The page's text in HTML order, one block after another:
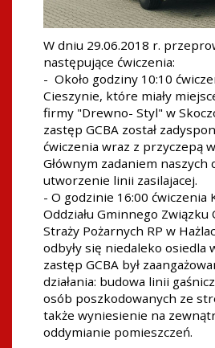
W dniu 29.06.2018 r.
następujące ćwiczenia:
- Około godziny 10:10
Cieszynie, które miały
firmy "Drewno- Styl" w
zastęp GCBA został
ćwiczenia wraz z przyczepą
Głównym zadaniem naszych
utworzenie linii zasilajacej.
- O godzinie 16:00 ćwiczenia
Oddziału Gminnego Związku
Straży Pożarnych RP w
odbyły się niedaleko osiedla
zastęp GCBA był
działania: budowa linii
osób poszkodowanych ze
także wyniesienie na
oddymianie pomieszczeń.